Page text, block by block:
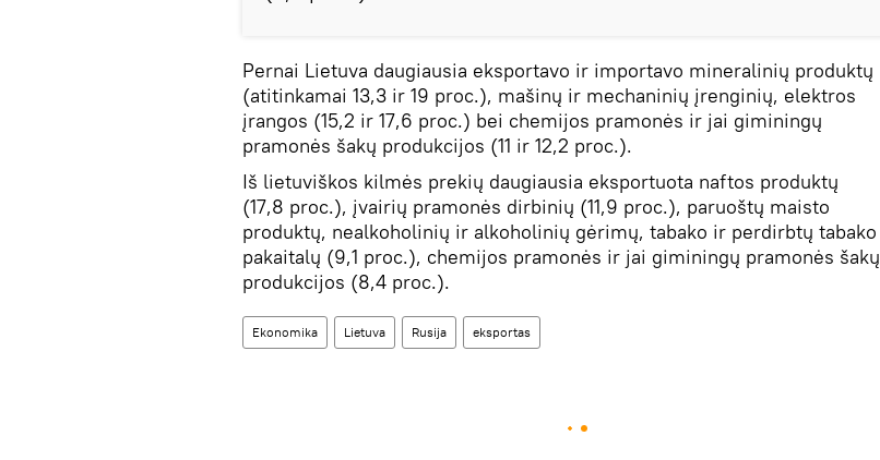
Pernai Lietuva daugiausia eksportavo ir importavo mineralinių produktų
(atitinkamai 13,3 ir 19 proc.), mašinų ir mechaninių įrenginių, elektros
įrangos (15,2 ir 17,6 proc.) bei chemijos pramonės ir jai giminingų
pramonės šakų produkcijos (11 ir 12,2 proc.).
Iš lietuviškos kilmės prekių daugiausia eksportuota naftos produktų
(17,8 proc.), įvairių pramonės dirbinių (11,9 proc.), paruoštų maisto
produktų, nealkoholinių ir alkoholinių gėrimų, tabako ir perdirbtų tabako
pakaitalų (9,1 proc.), chemijos pramonės ir jai giminingų pramonės šakų
produkcijos (8,4 proc.).
Ekonomika Lietuva Rusija eksportas